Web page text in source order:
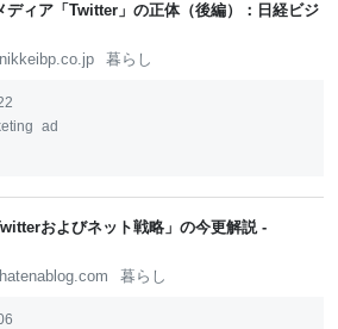
ディア「Twitter」の正体（後編）：日経ビジ
暮らし
ad
およびネット戦略」の今更解説 -
暮らし